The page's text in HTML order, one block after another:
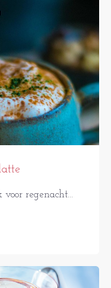
regenacht...